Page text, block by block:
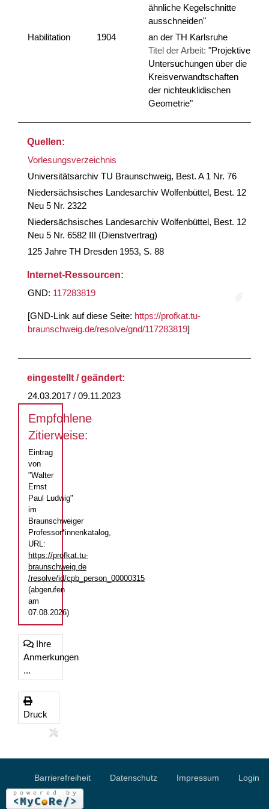
ähnliche Kegelschnitte
ausschneiden"
Habilitation
1904
an der TH Karlsruhe
Titel der Arbeit: "Projektive
Untersuchungen über die
Kreisverwandtschaften
der nichteuklidischen
Geometrie"
Quellen:
Vorlesungsverzeichnis
Universitätsarchiv TU Braunschweig, Best. A 1 Nr. 76
Niedersächsisches Landesarchiv Wolfenbüttel, Best. 12
Neu 5 Nr. 2322
Niedersächsisches Landesarchiv Wolfenbüttel, Best. 12
Neu 5 Nr. 6582 III (Dienstvertrag)
125 Jahre TH Dresden 1953, S. 88
Internet-Ressourcen:
GND: 117283819
[GND-Link auf diese Seite: https://profkat.tu-
braunschweig.de/resolve/gnd/117283819]
eingestellt / geändert:
24.03.2017 / 09.11.2023
Empfohlene
Zitierweise:
Eintrag
von
"Walter
Ernst
Paul Ludwig"
im
Braunschweiger
Professor*innenkatalog,
URL:
https://profkat.tu-
braunschweig.de
/resolve/id/cpb_person_00000315
(abgerufen
am
07.08.2026)
Ihre
Anmerkungen
...
Druck
Barrierefreiheit Datenschutz Impressum Login